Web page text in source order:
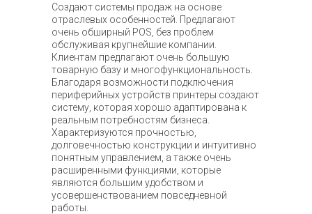
Создают системы продаж на основе
отраслевых особенностей. Предлагают
очень обширный POS, без проблем
обслуживая крупнейшие компании.
Клиентам предлагают очень большую
товарную базу и многофункциональность.
Благодаря возможности подключения
периферийных устройств принтеры создают
систему, которая хорошо адаптирована к
реальным потребностям бизнеса.
Характеризуются прочностью,
долговечностью конструкции и интуитивно
понятным управлением, а также очень
расширенными функциями, которые
являются большим удобством и
усовершенствованием повседневной
работы.